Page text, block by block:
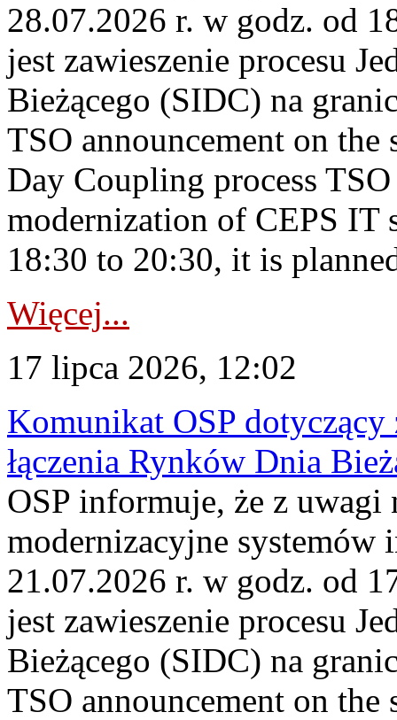
28.07.2026 r. w godz. od
jest zawieszenie procesu
Bieżącego (SIDC) na
TSO announcement on
Day Coupling process
modernization of CEPS IT
18:30 to 20:30, it is
Więcej...
17 lipca 2026, 12:02
Komunikat OSP dotyczący
łączenia Rynków Dnia
OSP informuje, że z uwagi
modernizacyjne
21.07.2026 r. w godz. od
jest zawieszenie procesu
Bieżącego (SIDC) na
TSO announcement on